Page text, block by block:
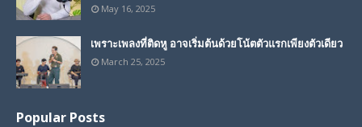
May 16, 2025
เพราะเพลงที่ติดหู อาจเริ่มต้นด้วยโน้ตตัวแรกเพียงตัวเดียว
March 25, 2025
Popular Posts